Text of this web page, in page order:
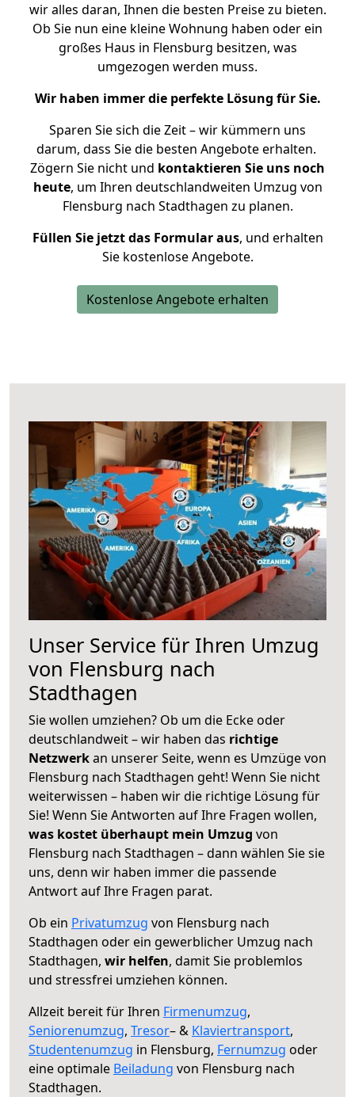
wir alles daran, Ihnen die besten Preise zu bieten.
Ob Sie nun eine kleine Wohnung haben oder ein
großes Haus in Flensburg besitzen, was
umgezogen werden muss.
Wir haben immer die perfekte Lösung für Sie.
Sparen Sie sich die Zeit – wir kümmern uns
darum, dass Sie die besten Angebote erhalten.
Zögern Sie nicht und kontaktieren Sie uns noch
heute, um Ihren deutschlandweiten Umzug von
Flensburg nach Stadthagen zu planen.
Füllen Sie jetzt das Formular aus, und erhalten
Sie kostenlose Angebote.
Kostenlose Angebote erhalten
Unser Service für Ihren Umzug
von Flensburg nach
Stadthagen
Sie wollen umziehen? Ob um die Ecke oder
deutschlandweit – wir haben das richtige
Netzwerkan unserer Seite, wenn es Umzüge von
Flensburg nach Stadthagen geht! Wenn Sie nicht
weiterwissen – haben wir die richtige Lösung für
Sie! Wenn Sie Antworten auf Ihre Fragen wollen,
was kostet überhaupt mein Umzug von
Flensburg nach Stadthagen – dann wählen Sie sie
uns, denn wir haben immer die passende
Antwort auf Ihre Fragen parat.
Ob ein Privatumzug von Flensburg nach
Stadthagen oder ein gewerblicher Umzug nach
Stadthagen, wir helfen, damit Sie problemlos
und stressfrei umziehen können.
Allzeit bereit für Ihren Firmenumzug,
Seniorenumzug, Tresor– & Klaviertransport,
Studentenumzug in Flensburg, Fernumzug oder
eine optimale Beiladung von Flensburg nach
Stadthagen.